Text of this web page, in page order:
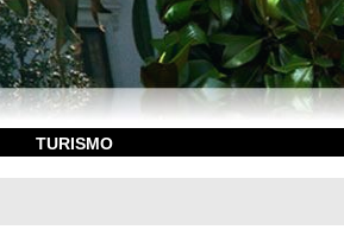
TURISMO